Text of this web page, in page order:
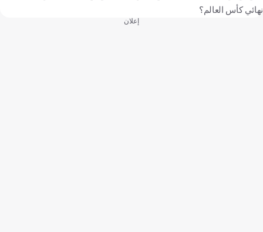
نهائي كأس العالم؟
إعلان